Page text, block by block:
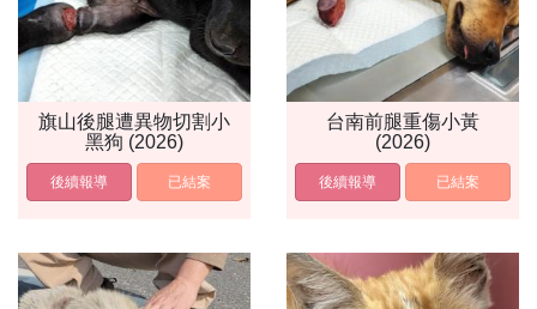
旗山後腿遭異物切割小
黑狗 (2026)
後續報導 已結案
台南前腿重傷小黃
(2026)
後續報導 已結案